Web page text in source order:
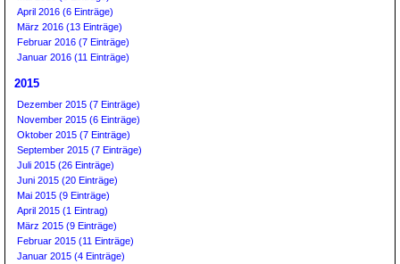
April 2016 (6 Einträge)
März 2016 (13 Einträge)
Februar 2016 (7 Einträge)
Januar 2016 (11 Einträge)
2015
Dezember 2015 (7 Einträge)
November 2015 (6 Einträge)
Oktober 2015 (7 Einträge)
September 2015 (7 Einträge)
Juli 2015 (26 Einträge)
Juni 2015 (20 Einträge)
Mai 2015 (9 Einträge)
April 2015 (1 Eintrag)
März 2015 (9 Einträge)
Februar 2015 (11 Einträge)
Januar 2015 (4 Einträge)